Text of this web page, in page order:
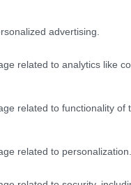
advertising.
related to analytics like
related to functionality of
related to personalization.
– rugalmasabb
: 5-15% (pl. 5,9 liter
jobb
kibocsátás, a
a chiptuning